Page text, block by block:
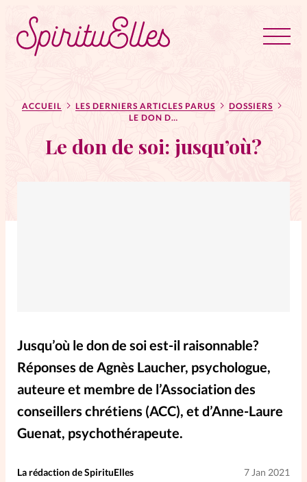
Tous les articles
Actus
Actus au féminin
Entre4yeux
L'anecdote
La Bible au féminin
Lifestyle
Littérature
ACCUEIL LES DERNIERS ARTICLES PARUS
DOSSIERS
LE DON DE SOI: JUSQU’OÙ?
Le don de soi: jusqu’où?
Jusqu’où le don de soi est-il raisonnable?
Réponses de Agnès Laucher, psychologue,
auteure et membre de l’Association des
conseillers chrétiens (ACC), et d’Anne-Laure
Guenat, psychothérapeute.
La rédaction de SpirituElles 7 Jan 2021